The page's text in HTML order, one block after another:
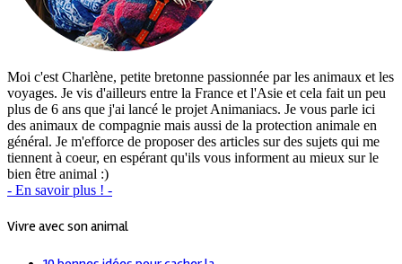
Moi c'est Charlène, petite bretonne passionnée par les animaux et les
voyages. Je vis d'ailleurs entre la France et l'Asie et cela fait un peu
plus de 6 ans que j'ai lancé le projet Animaniacs. Je vous parle ici
des animaux de compagnie mais aussi de la protection animale en
général. Je m'efforce de proposer des articles sur des sujets qui me
tiennent à coeur, en espérant qu'ils vous informent au mieux sur le
bien être animal :)
- En savoir plus ! -
Vivre avec son animal